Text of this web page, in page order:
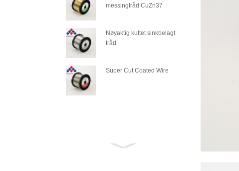
messingtråd CuZn37
Nøyaktig kuttet sinkbelagt
tråd
Super Cut Coated Wire